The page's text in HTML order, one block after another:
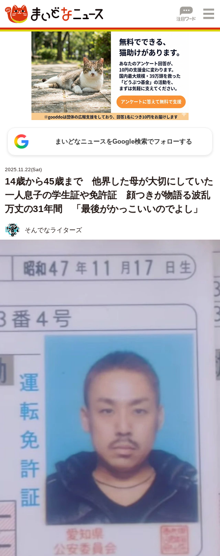
まいどなニュースをGoogle検索でフォローする
2025.11.22(Sat)
14歳から45歳まで 他界した母が大切にしていた
一人息子の学生証や免許証 顔つきが物語る波乱
万丈の31年間 「最後がかっこいいのでよし」
そんでなライターズ